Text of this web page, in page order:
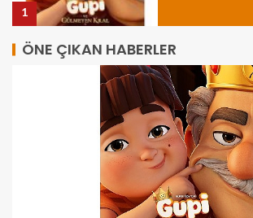
1
M Lisa ve Dolu
Tut’tan Yeni İş
Gözde
Magazin’de:
olarak var
ÖNE ÇIKAN HABERLER